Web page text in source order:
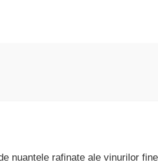
nuantele rafinate ale vinurilor